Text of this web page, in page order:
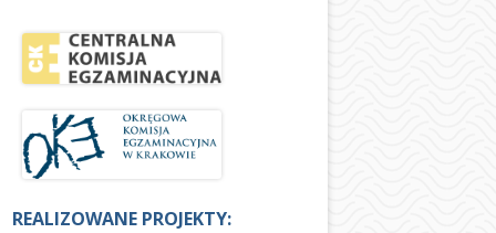
REALIZOWANE PROJEKTY: